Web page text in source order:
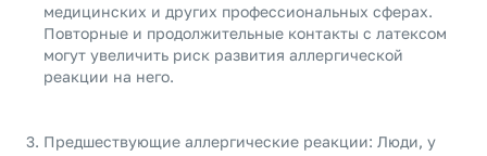
медицинских и других профессиональных сферах.
Повторные и продолжительные контакты с латексом
могут увеличить риск развития аллергической
реакции на него.
Предшествующие аллергические реакции: Люди, у